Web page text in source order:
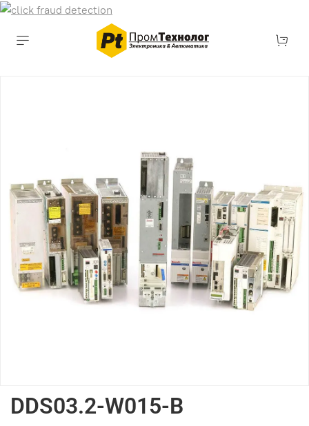
DDS03.2-W015-B